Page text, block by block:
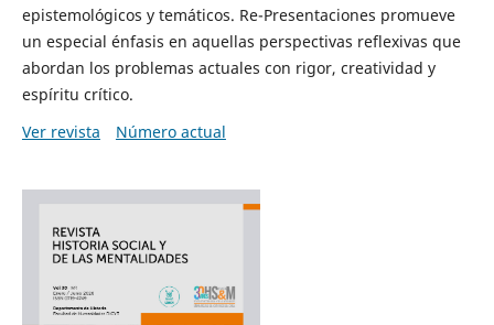
epistemológicos y temáticos. Re-Presentaciones promueve
un especial énfasis en aquellas perspectivas reflexivas que
abordan los problemas actuales con rigor, creatividad y
espíritu crítico.
Ver revista
Número actual